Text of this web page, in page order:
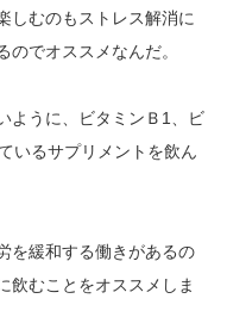
しむのもストレス解消に
でオススメなんだ。
ように、ビタミンＢ1、ビ
いるサプリメントを飲ん
を緩和する働きがあるの
飲むことをオススメしま